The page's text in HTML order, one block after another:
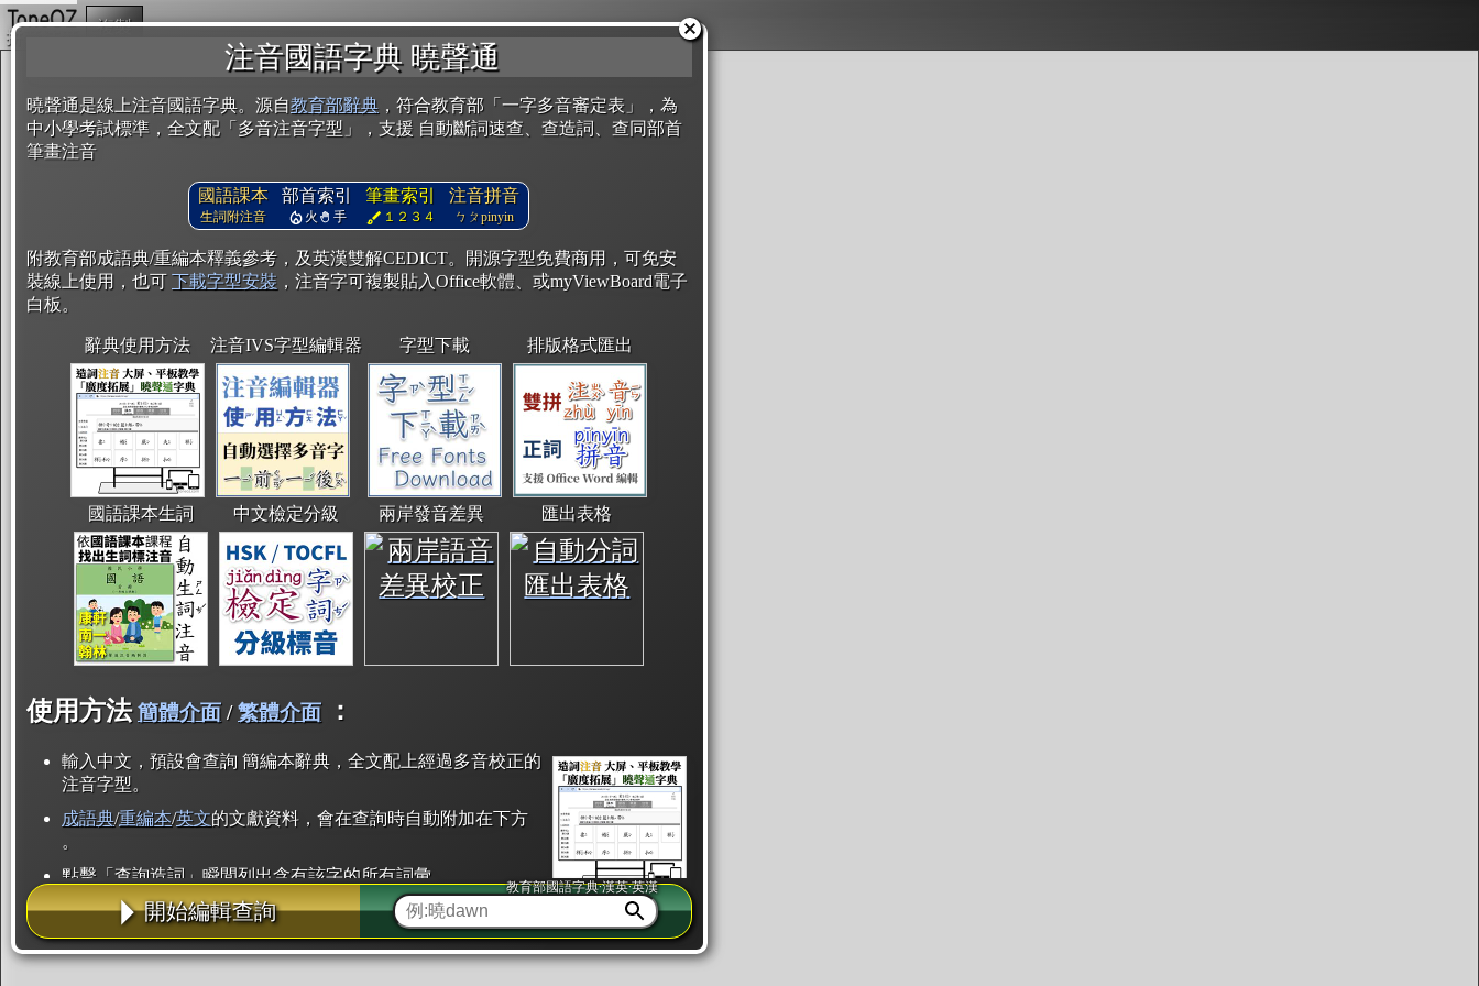
注音國語字典 曉聲通
曉聲通是線上注音國語字典。源自教育部辭典 ，符合教育部「一字多音審定表」，為
中小學考試標準，全文配「多音注音字型」，支援 自動斷詞速查、查造詞、查同部首
筆畫注音
國語課本
生詞附注音
部首索引
火 手
筆畫索引
１２３４
注音拼音
ㄅㄆpinyin
附教育部成語典/重編本釋義參考，及英漢雙解CEDICT。開源字型免費商用，可免安
裝線上使用，也可 下載字型安裝 ，注音字可複製貼入Office軟體、或myViewBoard電子
白板。
辭典使用方法 注音IVS字型編輯器 字型下載 排版格式匯出
國語課本生詞 中文檢定分級 兩岸發音差異 匯出表格
使用方法 簡體介面/繁體介面 ：
輸入中文，預設會查詢 簡編本辭典，全文配上經過多音校正的
注音字型。
成語典/重編本/英文的文獻資料，會在查詢時自動附加在下方
。
點擊「查詢造詞」瞬間列出含有該字的所有詞彙。
點「部首」瞬間列出所有「同部首字」。也支援查詢「同注音」或「同筆畫」。
辭典解釋的全文都經過自動斷詞，點擊便可瞬間「連續查詢」此字詞的解釋，不
用手動重複輸入。
開始編輯查詢
教育部國語字典·漢英·英漢
複製